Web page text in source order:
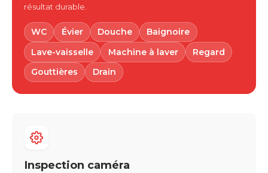
résultat durable.
WC Évier Douche
Baignoire
Lave-vaisselle
Machine à laver
Regard
Gouttières
Drain
Inspection caméra